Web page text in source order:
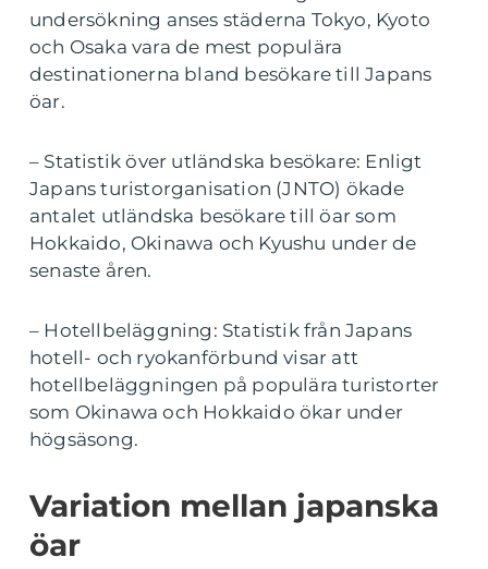
undersökning anses städerna Tokyo, Kyoto
och Osaka vara de mest populära
destinationerna bland besökare till Japans
öar.
– Statistik över utländska besökare: Enligt
Japans turistorganisation (JNTO) ökade
antalet utländska besökare till öar som
Hokkaido, Okinawa och Kyushu under de
senaste åren.
– Hotellbeläggning: Statistik från Japans
hotell- och ryokanförbund visar att
hotellbeläggningen på populära turistorter
som Okinawa och Hokkaido ökar under
högsäsong.
Variation mellan japanska
öar